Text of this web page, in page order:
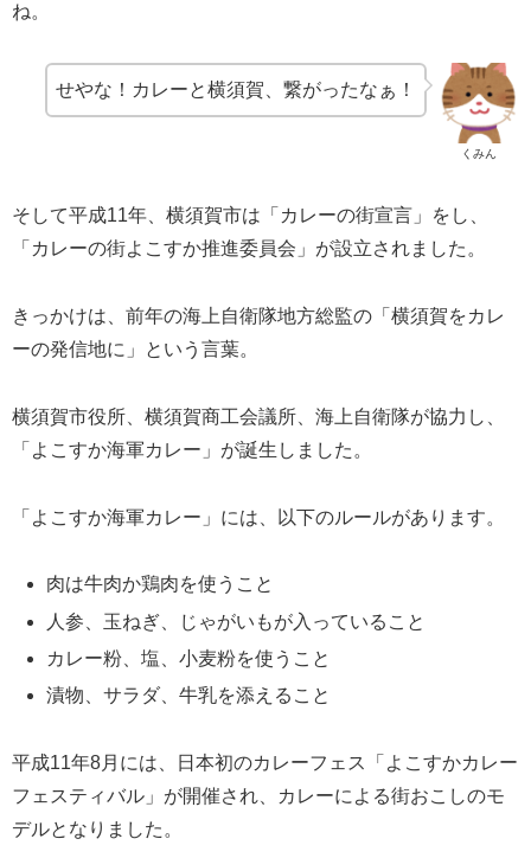
ね。
くみん
せやな！カレーと横須賀、繋がったなぁ！
そして平成11年、横須賀市は「カレーの街宣言」をし、
「カレーの街よこすか推進委員会」が設立されました。
きっかけは、前年の海上自衛隊地方総監の「横須賀をカレ
ーの発信地に」という言葉。
横須賀市役所、横須賀商工会議所、海上自衛隊が協力し、
「よこすか海軍カレー」が誕生しました。
「よこすか海軍カレー」には、以下のルールがあります。
肉は牛肉か鶏肉を使うこと
人参、玉ねぎ、じゃがいもが入っていること
カレー粉、塩、小麦粉を使うこと
漬物、サラダ、牛乳を添えること
平成11年8月には、日本初のカレーフェス「よこすかカレー
フェスティバル」が開催され、カレーによる街おこしのモ
デルとなりました。